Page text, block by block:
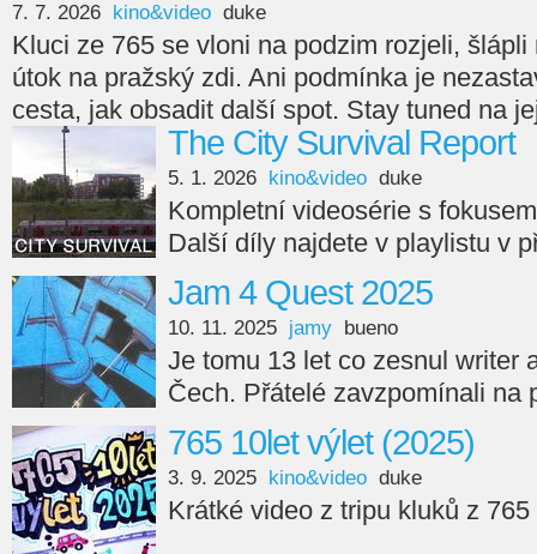
7. 7. 2026 kino&video duke
Kluci ze 765 se vloni na podzim rozjeli,
útok na pražský zdi. Ani podmínka je
cesta, jak obsadit další spot. Stay tuned na
The City Survival Report
5. 1. 2026 kino&video duke
Kompletní videosérie s
Další díly najdete v playlistu v
Jam 4 Quest 2025
10. 11. 2025 jamy bueno
Je tomu 13 let co zesnul writer
Čech. Přátelé zavzpomínali na
765 10let výlet (2025)
3. 9. 2025 kino&video duke
Krátké video z tripu kluků z